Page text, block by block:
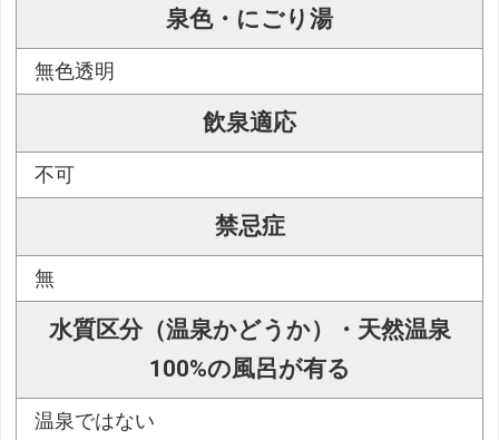
泉色・にごり湯
無色透明
飲泉適応
不可
禁忌症
無
水質区分（温泉かどうか）・天然温泉
100%の風呂が有る
温泉ではない